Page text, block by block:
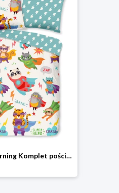
Good Morning Komplet pościeli "Superhero" w kolorze białym ze wzorem rozmiar: 140x220 cm